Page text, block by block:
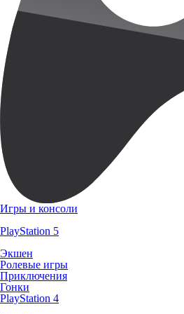
Игры и консоли
PlayStation 5
Экшен
Ролевые игры
Приключения
Гонки
PlayStation 4